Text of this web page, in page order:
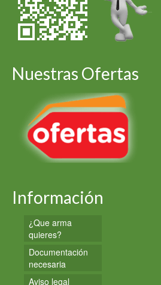
Nuestras Ofertas
Información
¿Que arma
quieres?
Documentación
necesaria
Aviso legal